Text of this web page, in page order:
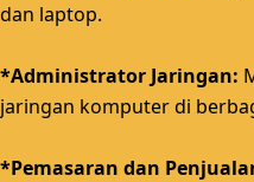
dan laptop.
*Administrator Jaringan:
jaringan komputer di
*Pemasaran dan